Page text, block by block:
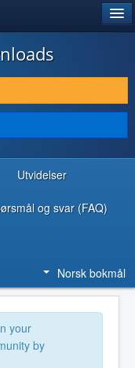
Utvidelser
og svar (FAQ)
Norsk bokmål
your
by